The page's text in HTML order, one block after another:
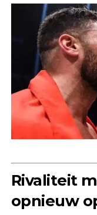
Rivaliteit
opnieuw